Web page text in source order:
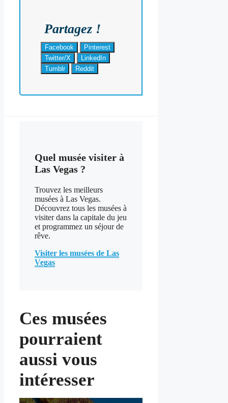
Partagez !
Facebook
Pinterest
Twitter/X
LinkedIn
Tumblr
Reddit
Quel musée visiter à
Las Vegas ?
Trouvez les meilleurs
musées à Las Vegas.
Découvrez tous les musées à
visiter dans la capitale du jeu
et programmez un séjour de
rêve.
Visiter les musées de Las
Vegas
Ces musées
pourraient
aussi vous
intéresser